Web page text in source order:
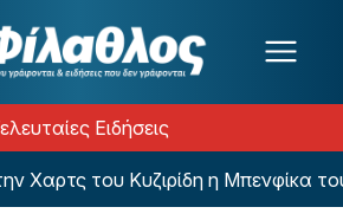
Ειδήσεις
του Κυζιρίδη η Μπενφίκα του